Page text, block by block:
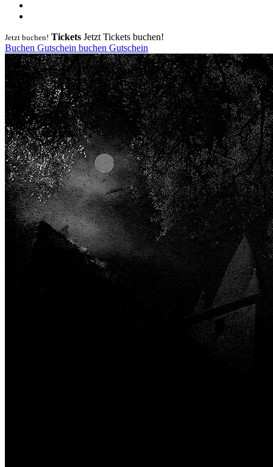
Jetzt buchen! Tickets Jetzt Tickets buchen!
Buchen Gutschein buchen Gutschein